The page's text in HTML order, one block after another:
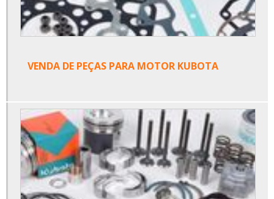
VENDA DE PEÇAS PARA MOTOR KUBOTA